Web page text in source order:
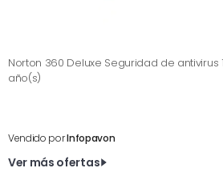
Norton 360 Deluxe Seguridad de antivirus
año(s)
Vendido porInfopavon
Ver más ofertas